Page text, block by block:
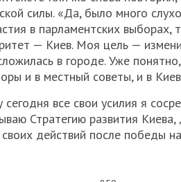
силы. «Да, было много
в парламентских выборах,
— Киев. Моя цель —
в городе. Уже
и в местный советы, и в
все свои усилия я
Стратегию развития
действий после победы